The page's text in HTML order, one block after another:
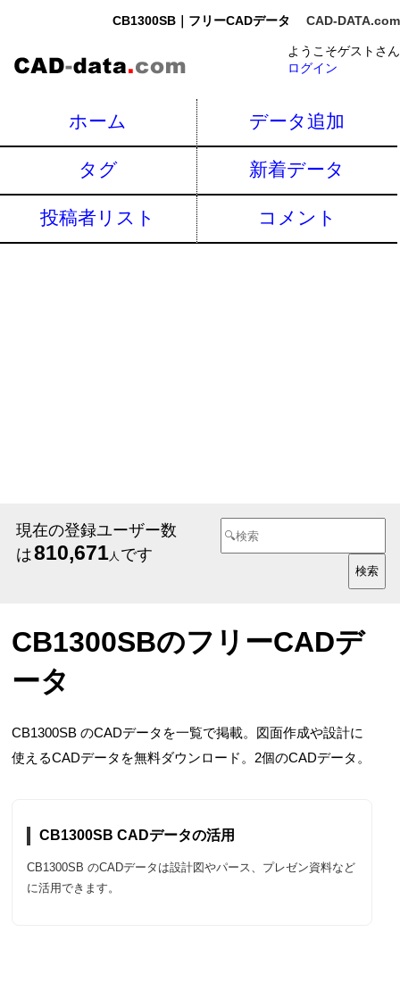
CB1300SB｜フリーCADデータ CAD-DATA.com
ようこそゲストさん
ログイン
ホーム データ追加
タグ 新着データ
投稿者リスト コメント
現在の登録ユーザー数
は810,671人 です
CB1300SBのフリーCADデ
ータ
CB1300SB のCADデータを一覧で掲載。図面作成や設計に
使えるCADデータを無料ダウンロード。2個のCADデータ。
CB1300SB CADデータの活用
CB1300SB のCADデータは設計図やパース、プレゼン資料など
に活用できます。